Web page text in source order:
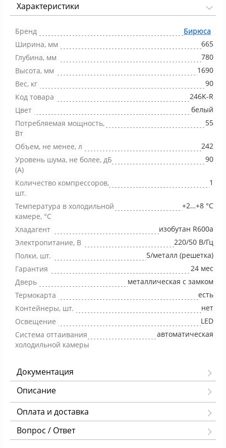
Характеристики
Бренд
Бирюса
Ширина, мм
665
Глубина, мм
780
Высота, мм
1690
Вес, кг
90
Код товара
246K-R
Цвет
белый
Потребляемая мощность,
Вт
55
Объем, не менее, л
242
Уровень шума, не более, дБ
(А)
90
Количество компрессоров,
шт.
1
Температура в холодильной
камере, °С
+2…+8 °С
Хладагент
изобутан R600a
Электропитание, В
220/50 В/Гц
Полки, шт.
5/металл (решетка)
Гарантия
24 мес
Дверь
металлическая с замком
Термокарта
есть
Контейнеры, шт.
нет
Освещение
LED
Система оттаивания
холодильной камеры
автоматическая
Документация
Описание
Оплата и доставка
Вопрос / Ответ